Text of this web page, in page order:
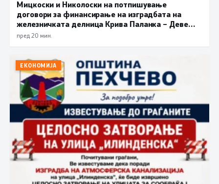
Мицкоски и Николоски на потпишување
договори за финансирање на изградбата на
железничката делница Крива Паланка – Деве
Баир
пред 20 мин.
ЕКОНОМИЈА